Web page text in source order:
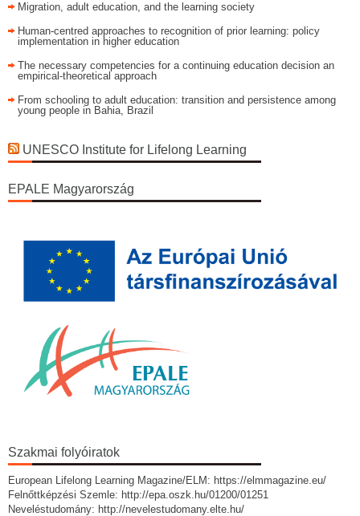
Migration, adult education, and the learning society
Human-centred approaches to recognition of prior learning: policy
implementation in higher education
The necessary competencies for a continuing education decision an
empirical-theoretical approach
From schooling to adult education: transition and persistence among
young people in Bahia, Brazil
UNESCO Institute for Lifelong Learning
EPALE Magyarország
Szakmai folyóiratok
European Lifelong Learning Magazine/ELM: https://elmmagazine.eu/
Felnőttképzési Szemle: http://epa.oszk.hu/01200/01251
Neveléstudomány: http://nevelestudomany.elte.hu/